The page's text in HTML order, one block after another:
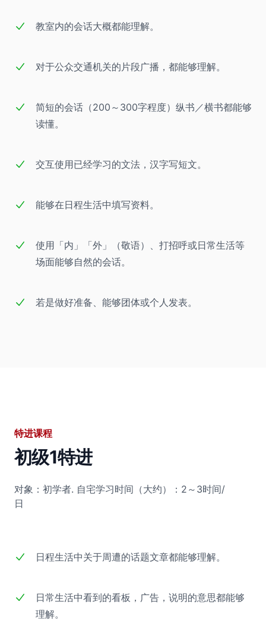
教室内的会话大概都能理解。
对于公众交通机关的片段广播，都能够理解。
简短的会话（200～300字程度）纵书／横书都能够
读懂。
交互使用已经学习的文法，汉字写短文。
能够在日程生活中填写资料。
使用「内」「外」（敬语）、打招呼或日常生活等
场面能够自然的会话。
若是做好准备、能够团体或个人发表。
特进课程
初级1特进
对象：初学者. 自宅学习时间（大约）：2～3时间/
日
日程生活中关于周遭的话题文章都能够理解。
日常生活中看到的看板，广告，说明的意思都能够
理解。